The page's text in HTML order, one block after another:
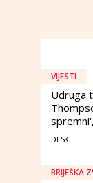
VIJESTI
Udruga
DESK
BRIJEŠKA